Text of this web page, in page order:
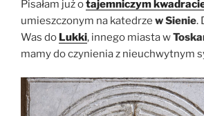
Pisałam już otajemniczym
umieszczonym na katedrze w Sienie.
Was do Lukki, innego miasta w
mamy do czynienia z nieuchwytnym